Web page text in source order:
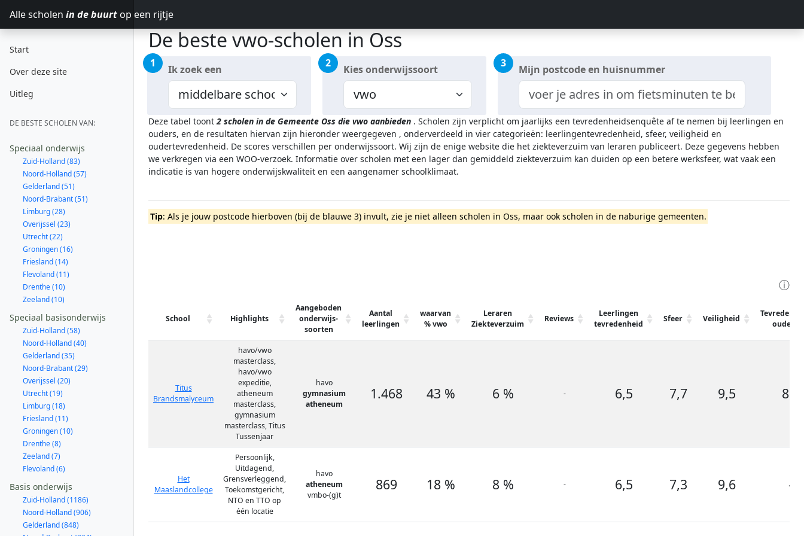
Alle scholen in de buurt op een rijtje
Start
Over deze site
Uitleg
DE BESTE SCHOLEN VAN:
Speciaal onderwijs
Zuid-Holland (83)
Noord-Holland (57)
Gelderland (51)
Noord-Brabant (51)
Limburg (28)
Overijssel (23)
Utrecht (22)
Groningen (16)
Friesland (14)
Flevoland (11)
Drenthe (10)
Zeeland (10)
Speciaal basisonderwijs
Zuid-Holland (58)
Noord-Holland (40)
Gelderland (35)
Noord-Brabant (29)
Overijssel (20)
Utrecht (19)
Limburg (18)
Friesland (11)
Groningen (10)
Drenthe (8)
Zeeland (7)
Flevoland (6)
Basis onderwijs
Zuid-Holland (1186)
Noord-Holland (906)
Gelderland (848)
De beste vwo-scholen in Oss
1 Ik zoek een 2 Kies onderwijssoort 3 Mijn postcode en huisnummer
Deze tabel toont2 scholen in de Gemeente Oss die vwo aanbieden . Scholen zijn verplicht om jaarlijks een tevredenheidsenquête af te nemen bij leerlingen en
ouders, en de resultaten hiervan zijn hieronder weergegeven , onderverdeeld in vier categorieën: leerlingentevredenheid, sfeer, veiligheid en
oudertevredenheid. De scores verschillen per onderwijssoort. Wij zijn de enige website die het ziekteverzuim van leraren publiceert. Deze gegevens hebben
we verkregen via een WOO-verzoek. Informatie over scholen met een lager dan gemiddeld ziekteverzuim kan duiden op een betere werksfeer, wat vaak een
indicatie is van hogere onderwijskwaliteit en een aangenamer schoolklimaat.
Tip: Als je jouw postcode hierboven (bij de blauwe 3) invult, zie je niet alleen scholen in Oss, maar ook scholen in de naburige gemeenten.
ⓘ
School Highlights
Aangeboden
onderwijs-
soorten
Aantal
leerlingen
waarvan
% vwo
Leraren
Ziekteverzuim
Reviews
Leerlingen
tevredenheid
Sfeer Veiligheid
ouders
Titus
Brandsmalyceum
havo/vwo
masterclass,
havo/vwo
expeditie,
atheneum
masterclass,
gymnasium
masterclass, Titus
Tussenjaar
havo
gymnasium
atheneum
1.468 43 % 6 % - 6,5 7,7 9,5 8,0
Het
Maaslandcollege
Persoonlijk,
Uitdagend,
Grensverleggend,
Toekomstgericht,
NTO en TTO op
één locatie
havo
atheneum
vmbo-(g)t
869 18 % 8 % - 6,5 7,3 9,6 -